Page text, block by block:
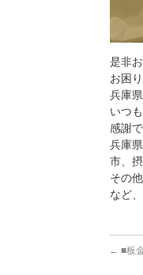
是非
お困
兵庫
いつ
感謝
兵庫
市、
その
など
← ■板